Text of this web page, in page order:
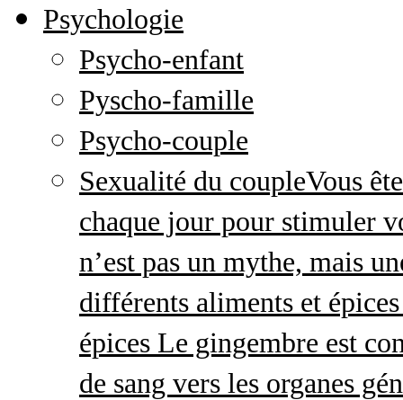
Psychologie
Psycho-enfant
Pyscho-famille
Psycho-couple
Sexualité du coupleVous
chaque jour pour stimuler
n’est pas un mythe, mais
différents aliments et
épices Le gingembre est
de sang vers les organes